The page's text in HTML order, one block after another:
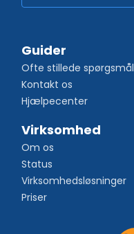
Guider
Ofte stillede spørgsmål
Kontakt os
Hjælpecenter
Virksomhed
Om os
Status
Virksomhedsløsninger
Priser